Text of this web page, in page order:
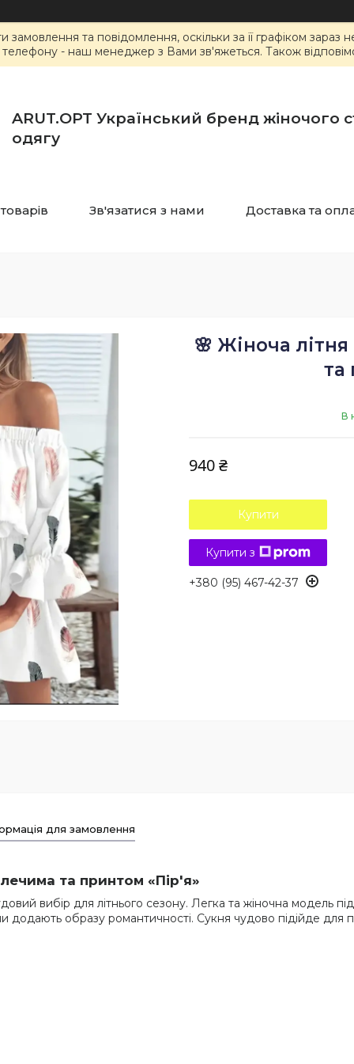
та повідомлення, оскільки за її графіком
- наш менеджер з Вами зв'яжеться. Також
ARUT.OPT Український бренд жіночого
одягу
Зв'язатися з нами Доставка та
🌸 Жіноча
та
В
940 ₴
Купити
Купити з
+380 (95) 467-42-37
для замовлення
та принтом «Пір'я»
вибір для літнього сезону. Легка та жіночна модель
додають образу романтичності. Сукня чудово підійде